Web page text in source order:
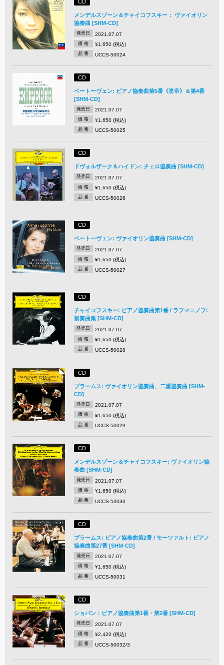
CD
メンデルスゾーン＆チャイコフスキー： ヴァイオリン
協奏曲 [SHM-CD]
発売日 2021.07.07
価 格 ¥1,650 (税込)
品 番 UCCS-50024
CD
ベートーヴェン: ピアノ協奏曲第5番《皇帝》＆第4番
[SHM-CD]
発売日 2021.07.07
価 格 ¥1,650 (税込)
品 番 UCCS-50025
CD
ドヴォルザーク＆ハイドン: チェロ協奏曲 [SHM-CD]
発売日 2021.07.07
価 格 ¥1,650 (税込)
品 番 UCCS-50026
CD
ベートーヴェン: ヴァイオリン協奏曲 [SHM-CD]
発売日 2021.07.07
価 格 ¥1,650 (税込)
品 番 UCCS-50027
CD
チャイコフスキー: ピアノ協奏曲第1番 / ラフマニノフ:
前奏曲集 [SHM-CD]
発売日 2021.07.07
価 格 ¥1,650 (税込)
品 番 UCCS-50028
CD
ブラームス: ヴァイオリン協奏曲、二重協奏曲 [SHM-
CD]
発売日 2021.07.07
価 格 ¥1,650 (税込)
品 番 UCCS-50029
CD
メンデルスゾーン＆チャイコフスキー: ヴァイオリン協
奏曲 [SHM-CD]
発売日 2021.07.07
価 格 ¥1,650 (税込)
品 番 UCCS-50030
CD
ブラームス: ピアノ協奏曲第2番 / モーツァルト: ピアノ
協奏曲第27番 [SHM-CD]
発売日 2021.07.07
価 格 ¥1,650 (税込)
品 番 UCCS-50031
CD
ショパン：ピアノ協奏曲第1番・第2番 [SHM-CD]
発売日 2021.07.07
価 格 ¥2,420 (税込)
品 番 UCCS-50032/3